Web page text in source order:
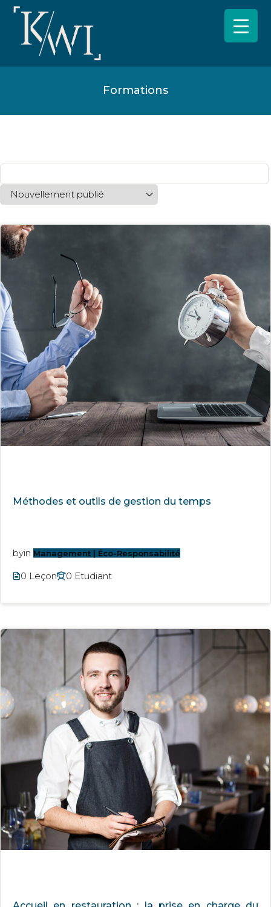
Formations
Méthodes et outils de gestion du temps
byin Management | Éco-Responsabilité
0 Leçon 0 Etudiant